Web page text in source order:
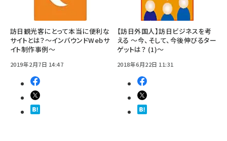
訪日観光客にとって本当に便利な
サイトとは？～インバウンドWebサ
イト制作事例～
2019年2月7日 14:47
【訪日外国人】訪日ビジネスを考
える ～今、そして、今後伸びるター
ゲットは？ (1)～
2018年6月22日 11:31